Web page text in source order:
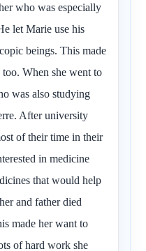
who was especially
let Marie use his
beings. This made
too. When she went to
was also studying
After university
of their time in their
in medicine
that would help
and father died
made her want to
of hard work she